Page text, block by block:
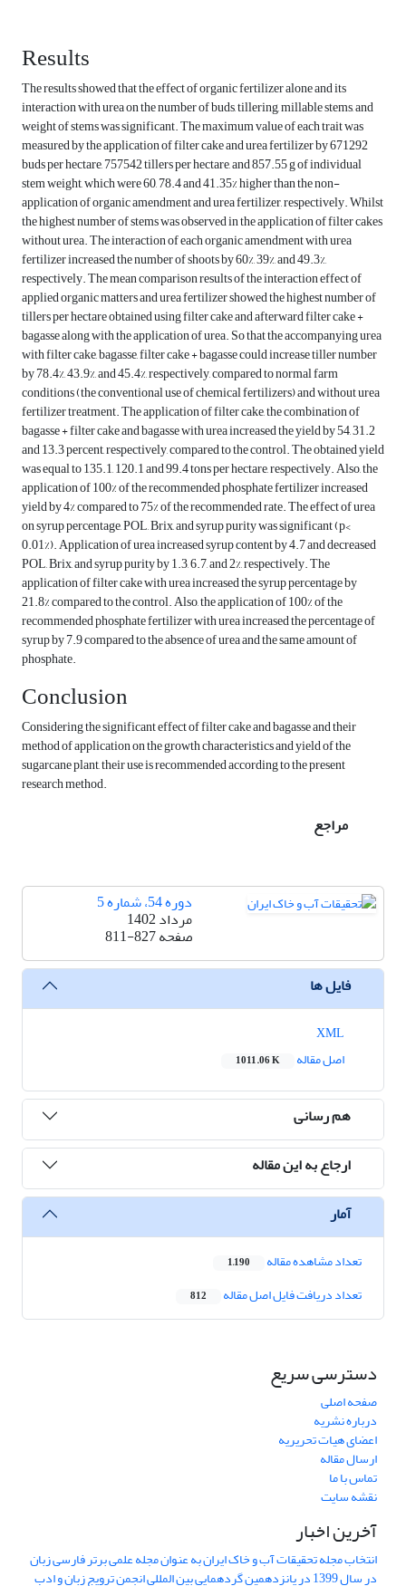
Results
The results showed that the effect of organic fertilizer alone and its
interaction with urea on the number of buds, tillering, millable stems, and
weight of stems was significant. The maximum value of each trait was
measured by the application of filter cake and urea fertilizer by 671292
buds per hectare, 757542 tillers per hectare, and 857.55 g of individual
stem weight, which were 60, 78.4 and 41.35% higher than the non-
application of organic amendment and urea fertilizer, respectively. Whilst
the highest number of stems was observed in the application of filter cakes
without urea. The interaction of each organic amendment with urea
fertilizer increased the number of shoots by 60%, 39%, and 49.3%,
respectively. The mean comparison results of the interaction effect of
applied organic matters and urea fertilizer showed the highest number of
tillers per hectare obtained using filter cake and afterward filter cake +
bagasse along with the application of urea. So that the accompanying urea
with filter cake, bagasse, filter cake + bagasse could increase tiller number
by 78.4%, 43.9%, and 45.4%, respectively, compared to normal farm
conditions (the conventional use of chemical fertilizers) and without urea
fertilizer treatment. The application of filter cake, the combination of
bagasse + filter cake and bagasse with urea increased the yield by 54, 31.2
and 13.3 percent, respectively, compared to the control. The obtained yield
was equal to 135.1, 120.1 and 99.4 tons per hectare, respectively. Also, the
application of 100% of the recommended phosphate fertilizer increased
yield by 4% compared to 75% of the recommended rate. The effect of urea
on syrup percentage, POL, Brix, and syrup purity was significant (p<
0.01%). Application of urea increased syrup content by 4.7 and decreased
POL, Brix, and syrup purity by 1.3, 6.7, and 2%, respectively. The
application of filter cake with urea increased the syrup percentage by
21.8% compared to the control. Also, the application of 100% of the
recommended phosphate fertilizer with urea increased the percentage of
syrup by 7.9 compared to the absence of urea and the same amount of
phosphate.
Conclusion
Considering the significant effect of filter cake and bagasse and their
method of application on the growth characteristics and yield of the
sugarcane plant, their use is recommended according to the present
research method.
مراجع
دوره 54، شماره 5
مرداد 1402
صفحه811-827
فایل ها
اصل مقاله
1011.06 K
هم رسانی
ارجاع به این مقاله
آمار
تعداد مشاهده مقاله 1,190
تعداد دریافت فایل اصل مقاله 812
دسترسی سریع
صفحه اصلی
درباره نشریه
اعضای هیات تحریریه
ارسال مقاله
تماس با ما
نقشه سایت
آخرین اخبار
انتخاب مجله تحقیقات آب و خاک ایران به عنوان مجله علمی برتر فارسی زبان
در سال 1399 در پانزدهمین گردهمایی بین المللی انجمن ترویج زبان و ادب